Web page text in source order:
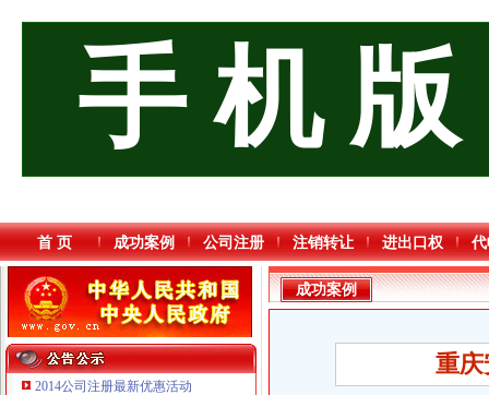
手 机 版
首 页 成功案例 公司注册 注销转让 进出口权
2014公司注册最新优惠活动
成功案例
重庆